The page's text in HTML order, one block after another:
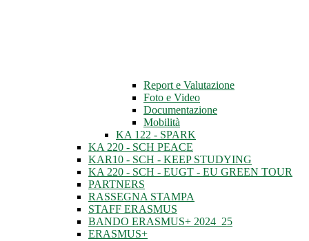
Report e Valutazione
Foto e Video
Documentazione
Mobilità
KA 122 - SPARK
KA 220 - SCH PEACE
KAR10 - SCH - KEEP STUDYING
KA 220 - SCH - EUGT - EU GREEN TOUR
PARTNERS
RASSEGNA STAMPA
STAFF ERASMUS
BANDO ERASMUS+ 2024_25
ERASMUS+